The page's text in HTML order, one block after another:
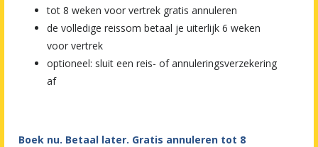
tot 8 weken voor vertrek gratis annuleren
de volledige reissom betaal je uiterlijk 6 weken
voor vertrek
optioneel: sluit een reis- of annuleringsverzekering
af
Boek nu. Betaal later. Gratis annuleren tot 8